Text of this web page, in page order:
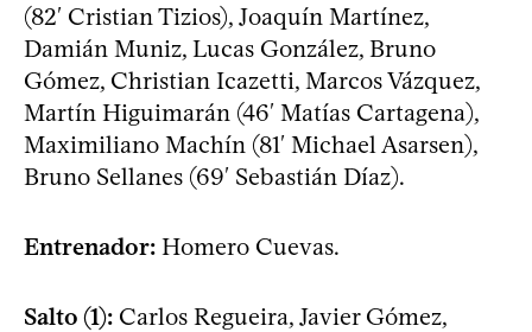
(82′ Cristian Tizios), Joaquín Martínez,
Damián Muniz, Lucas González, Bruno
Gómez, Christian Icazetti, Marcos Vázquez,
Martín Higuimarán (46′ Matías Cartagena),
Maximiliano Machín (81′ Michael Asarsen),
Bruno Sellanes (69′ Sebastián Díaz).
Entrenador: Homero Cuevas.
Salto (1): Carlos Regueira, Javier Gómez,